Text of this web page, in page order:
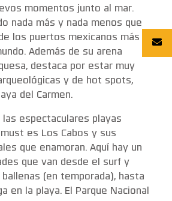
momentos junto al mar.
nada más y nada menos que
los puertos mexicanos más
Además de su arena
destaca por estar muy
y de hot spots,
del Carmen.
las espectaculares playas
es Los Cabos y sus
que enamoran. Aquí hay un
que van desde el surf y
(en temporada), hasta
en la playa. El Parque Nacional